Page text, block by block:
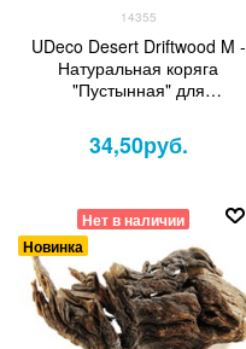
14355
UDeco Desert Driftwood M -
Натуральная коряга
"Пустынная" для
террариумов, 1 шт.
34,50руб.
Нет в наличии
Новинка